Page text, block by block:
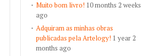
Muito bom livro! 10 months 2 weeks
ago
Adquiram as minhas obras
publicadas pela Artelogy! 1 year 2
months ago